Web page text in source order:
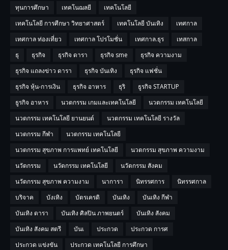
ทุนการศึกษา
เทคโนฌลยี
เทคโนโลยี
เทคโนโลยี การศีกษา วิทยาศาสตร์
เทคโนโลยี บันเทิง
เทศกาล
เทศกาล ท่องเที่ยว
เทศกาล โปรโมชั่น เทศกาล.ธุร
เทสกาล
ธุ
ธุรกิจ ธุรกิจ ดารา ธุรกิจ sme
ธุรกิจ ความงาม
ธุรกิจ แถลงข่าว ดารา
ธุรกิจ บันเทิง
ธุรกิจ แฟชั่น
ธุรกิจ หุ้น-การเงิน
ธุรกิจ อาหาร ธุริ
ธูรกิจ STARTUP
ธูรกิจ อาหาร
นวตกรรม เกมและเทคโนโลยี
นวตกรรม เทคโนโลยี
นวตกรรม เทคโนโลยี ยานยนต์
นวตกรรม เทคโนโลยี รางวัล
นวตกรรม กีฬา
นวตกรรม เทคโนโลยี
นวตกรรม สุขภาพ การแพทย์ เทคโนโลยี
นวตกรรม สุขภาพ ความงาม
นวัตกรรม
นวัตกรรม เทคโนโลยี
นวัตกรรม สังคม
นวัตกรรม สุขภาพ ความงาม
นาการา นิทรรศการ
นิทรรศกาล
บริจาค
บังเทิง บัตรเครดิ บันเทิง
บันเทิง กีฬา
บันเทิง ดารา
บันเทิง ศิลปิน ภาพยนตร์
บันเทิง สังคม
บันเทิง สังคม สตรี
บันเ ประกวด
ประกวด การศ
ประกวด แข่งขัน
ประกวด เทคโนโลยี การศึกษา